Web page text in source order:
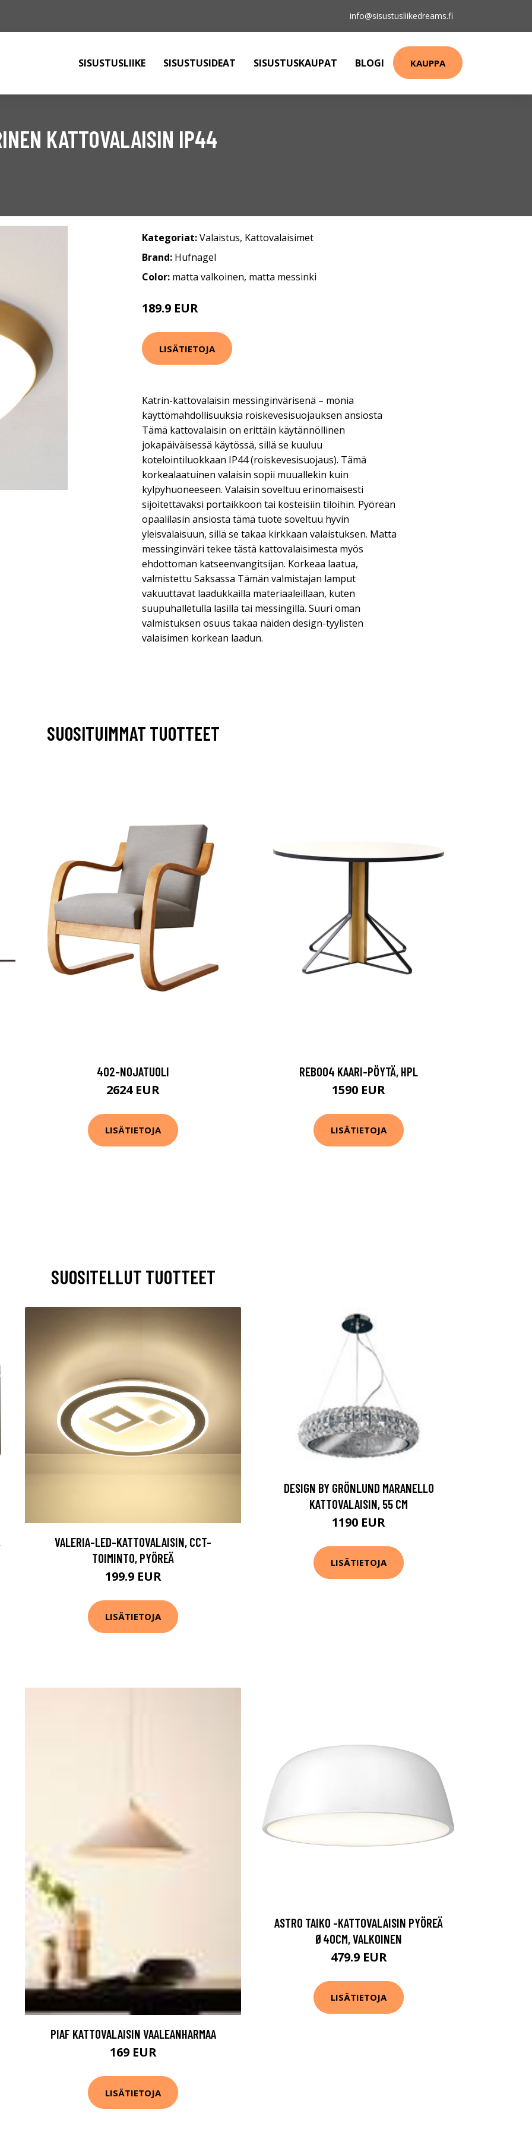
info@sisustusliikedreams.fi
SISUSTUSLIIKE SISUSTUSIDEAT SISUSTUSKAUPAT BLOGI KAUPPA
KATTOVALAISIN IP44
Kategoriat:Valaistus, Kattovalaisimet
Brand: Hufnagel
Color: matta valkoinen, matta messinki
189.9 EUR
LISÄTIETOJA
Katrin-kattovalaisin messinginvärisenä – monia
käyttömahdollisuuksia roiskevesisuojauksen ansiosta
Tämä kattovalaisin on erittäin käytännöllinen
jokapäiväisessä käytössä, sillä se kuuluu
kotelointiluokkaan IP44 (roiskevesisuojaus). Tämä
korkealaatuinen valaisin sopii muuallekin kuin
kylpyhuoneeseen. Valaisin soveltuu erinomaisesti
sijoitettavaksi portaikkoon tai kosteisiin tiloihin. Pyöreän
opaalilasin ansiosta tämä tuote soveltuu hyvin
yleisvalaisuun, sillä se takaa kirkkaan valaistuksen. Matta
messinginväri tekee tästä kattovalaisimesta myös
ehdottoman katseenvangitsijan. Korkeaa laatua,
valmistettu Saksassa Tämän valmistajan lamput
vakuuttavat laadukkailla materiaaleillaan, kuten
suupuhalletulla lasilla tai messingillä. Suuri oman
valmistuksen osuus takaa näiden design-tyylisten
valaisimen korkean laadun.
SUOSITUIMMAT TUOTTEET
402-NOJATUOLI
2624 EUR
LISÄTIETOJA
REB004 KAARI-PÖYTÄ, HPL
1590 EUR
LISÄTIETOJA
SUOSITELLUT TUOTTEET
VALERIA-LED-KATTOVALAISIN, CCT-
TOIMINTO, PYÖREÄ
199.9 EUR
LISÄTIETOJA
DESIGN BY GRÖNLUND MARANELLO
KATTOVALAISIN, 55 CM
1190 EUR
LISÄTIETOJA
PIAF KATTOVALAISIN VAALEANHARMAA
169 EUR
LISÄTIETOJA
ASTRO TAIKO -KATTOVALAISIN PYÖREÄ
Ø40CM, VALKOINEN
479.9 EUR
LISÄTIETOJA